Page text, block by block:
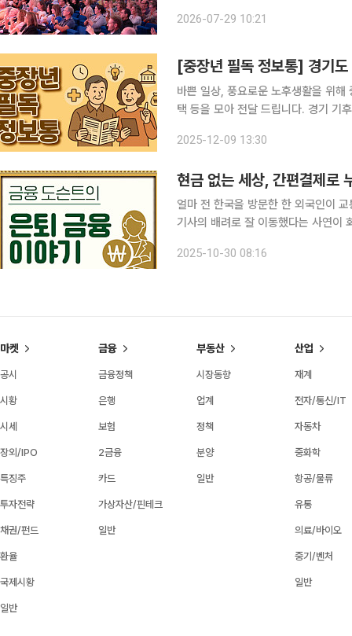
으로 개최했다. 제론테크
2026-07-29 10:21
[중장년 필독 정보통] 경기
바쁜 일상, 풍요로운 노후생활을 위
택 등을 모아 전달 드립니다. 경기 기후보험 시행, 기후재난도 지원받을 수 있다! 경기도가 전국 최초
가운데 98%인 4만 1444
2025-12-09 13:30
현금 없는 세상, 간편결제로
얼마 전 한국을 방문한 한 외국인이
기사의 배려로 잘 이동했다는 사연이
시민은 다른 승객이 교통카드를 찍어
2025-10-30 08:16
마켓
공시
시황
시세
장외/IPO
특징주
투자전략
채권/펀드
환율
국제시황
일반
금융
금융정책
은행
보험
2금융
카드
가상자산/핀테크
일반
부동산
시장동향
업계
정책
분양
일반
산업
재계
전자/통신/IT
자동차
중화학
항공/물류
유통
의료/바이오
중기/벤처
일반